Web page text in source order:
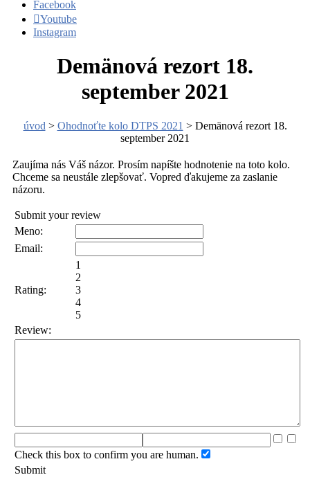
Facebook
Youtube
Instagram
Demänová rezort 18.
september 2021
úvod > Ohodnoťte kolo DTPS 2021 > Demänová rezort 18.
september 2021
Zaujíma nás Váš názor. Prosím napíšte hodnotenie na toto kolo.
Chceme sa neustále zlepšovať. Vopred ďakujeme za zaslanie
názoru.
Submit your review
Meno:
Email:
Rating:
1
2
3
4
5
Review:
Check this box to confirm you are human.
Submit